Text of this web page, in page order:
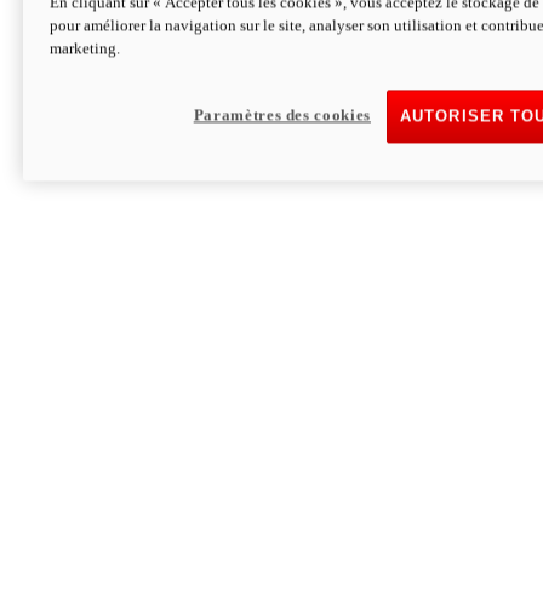
Hypermotard V2 SP 100
Découvrez-le
pour améliorer la navigation sur le site, analyser son utilisation et
marketing.
AUTORISER
Paramètres des cookies